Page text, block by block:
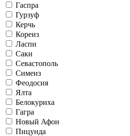
Гаспра
Гурзуф
Керчь
Кореиз
Ласпи
Саки
Севастополь
Симеиз
Феодосия
Ялта
Белокуриха
Гагра
Новый Афон
Пицунда